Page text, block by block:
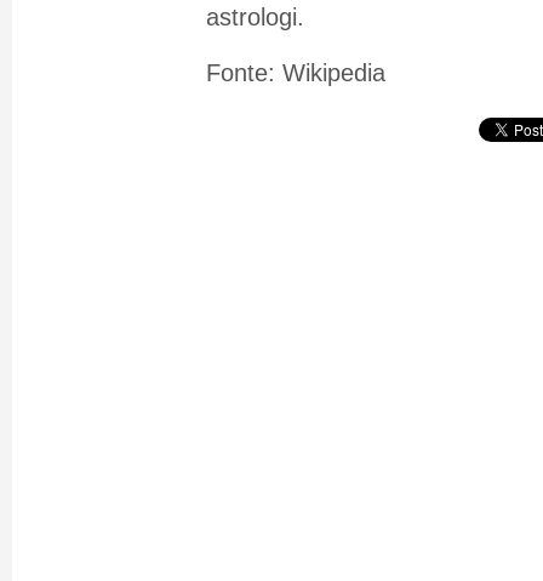
astrologi.
Fonte: Wikipedia